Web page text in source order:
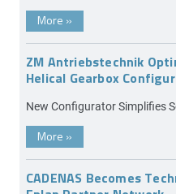
More »
ZM Antriebstechnik
Helical Gearbox
New Configurator Simplifies
More »
CADENAS Becomes